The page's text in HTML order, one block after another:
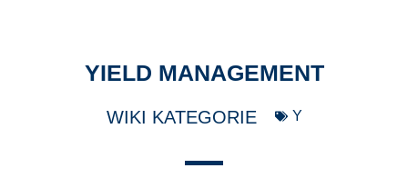
YIELD MANAGEMENT
WIKI KATEGORIE Y